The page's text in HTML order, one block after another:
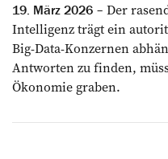
19. März 2026
Der
Intelligenz trägt ein
Big-Data-Konzernen
Antworten zu finden,
Ökonomie graben.